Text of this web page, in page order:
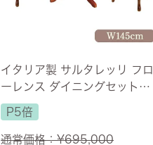
イタリア製 サルタレッリ フロ
ーレンス ダイニングセット5P
4人掛け ブラウン 幅145cm
【送料無料/設置サービス付】
P5倍
通常価格：¥695,000